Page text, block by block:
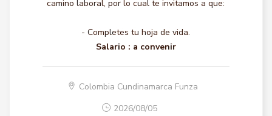
camino laboral, por lo cual te invitamos a que:
- Completes tu hoja de vida.
Salario : a convenir
Colombia Cundinamarca Funza
2026/08/05